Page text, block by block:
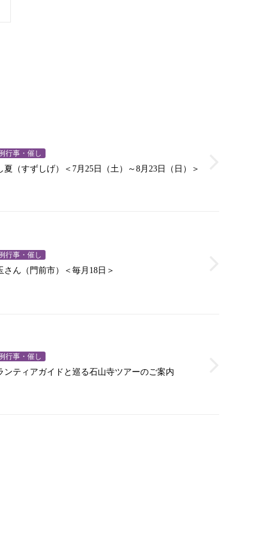
行事・催し
夏（すずしげ）＜7月25日（土）～8月23日（日）＞
行事・催し
さん（門前市）＜毎月18日＞
行事・催し
ンティアガイドと巡る石山寺ツアーのご案内